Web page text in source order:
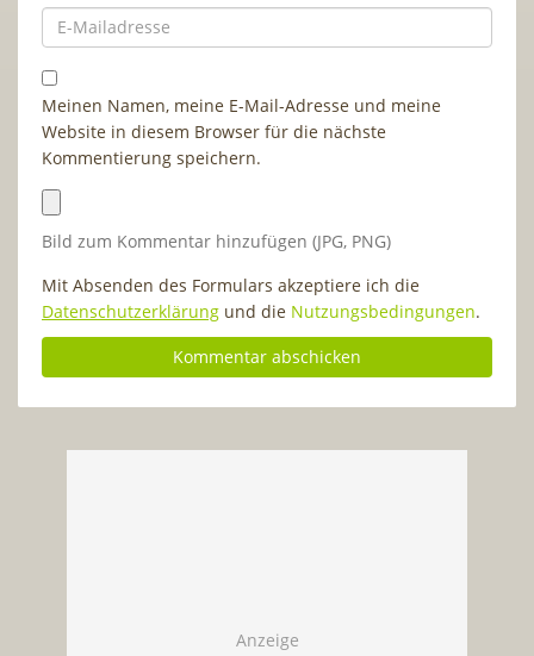
Meinen Namen, meine E-Mail-Adresse und meine
Website in diesem Browser für die nächste
Kommentierung speichern.
Bild zum Kommentar hinzufügen (JPG, PNG)
Mit Absenden des Formulars akzeptiere ich die
Datenschutzerklärung und die Nutzungsbedingungen.